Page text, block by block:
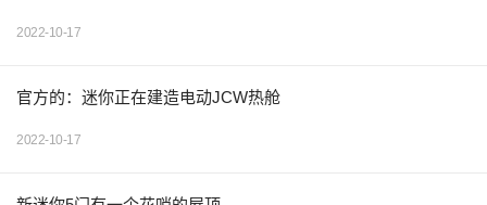
2022-10-17
官方的：迷你正在建造电动JCW热舱
2022-10-17